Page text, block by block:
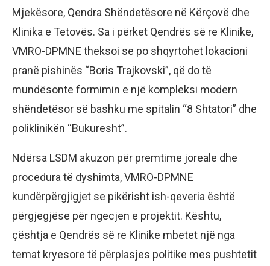
Mjekësore, Qendra Shëndetësore në Kërçovë dhe
Klinika e Tetovës. Sa i përket Qendrës së re Klinike,
VMRO-DPMNE theksoi se po shqyrtohet lokacioni
pranë pishinës “Boris Trajkovski”, që do të
mundësonte formimin e një kompleksi modern
shëndetësor së bashku me spitalin “8 Shtatori” dhe
poliklinikën “Bukuresht”.
Ndërsa LSDM akuzon për premtime joreale dhe
procedura të dyshimta, VMRO-DPMNE
kundërpërgjigjet se pikërisht ish-qeveria është
përgjegjëse për ngecjen e projektit. Kështu,
çështja e Qendrës së re Klinike mbetet një nga
temat kryesore të përplasjes politike mes pushtetit